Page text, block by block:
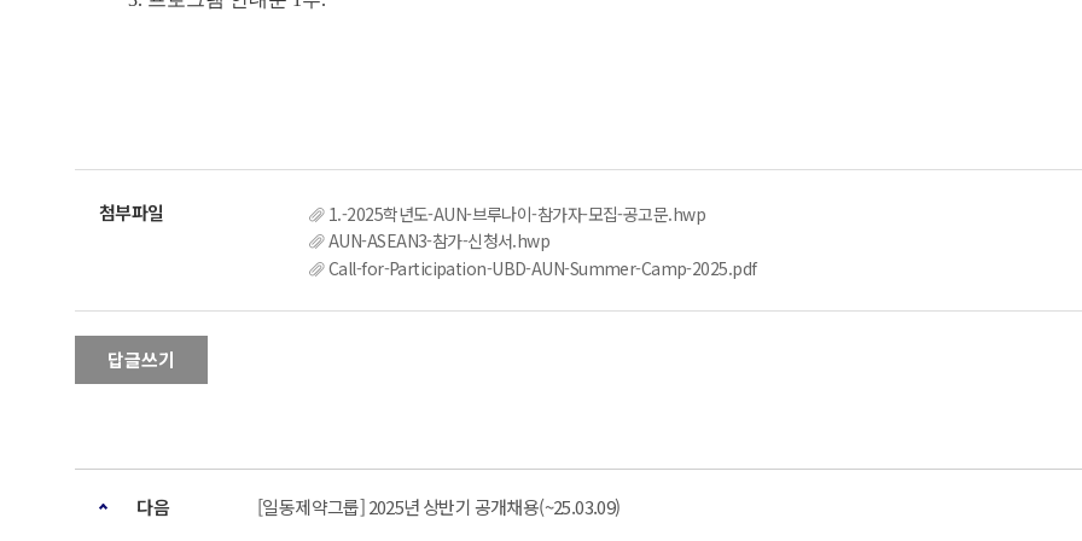
1.-2025학년도-AUN-브루나이-참가자-모집-공고문.hwp
AUN-ASEAN3-참가-신청서.hwp
Call-for-Participation-UBD-AUN-Summer-Camp-2025.pdf
답글쓰기
다음 [일동제약그룹] 2025년 상반기 공개채용(~25.03.09)